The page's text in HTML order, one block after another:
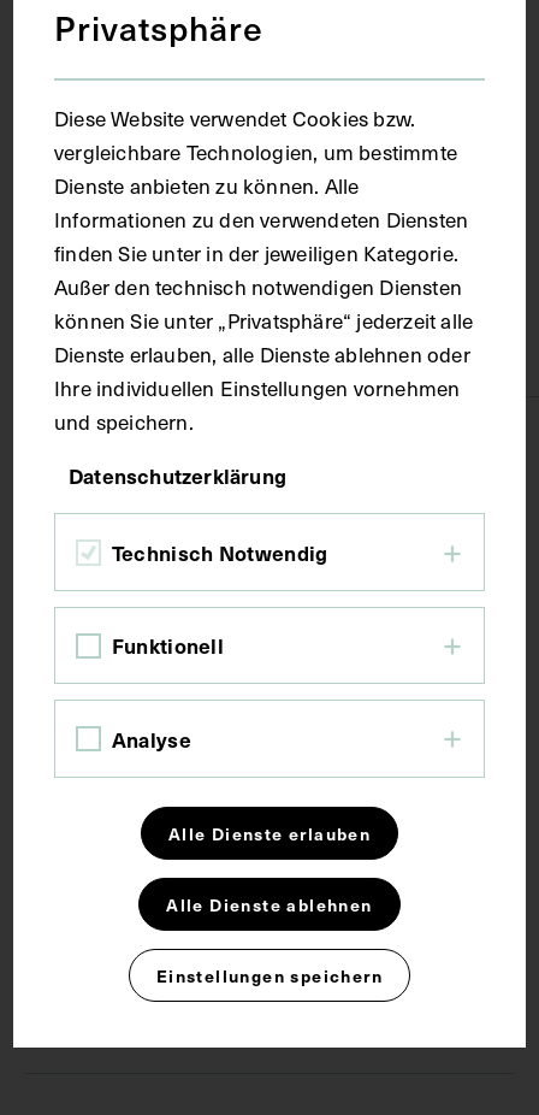
1964
Wien
Material
Papier
Technik
Fotografie
Maße
Bildmaß inkl. Untergrund 29,6 x 21 cm
Schlagwörter
Pädiatrie Sonderpädagogik
Privatsphäre
Diese Website verwendet Cookies bzw.
vergleichbare Technologien, um bestimmte
Dienste anbieten zu können. Alle
Informationen zu den verwendeten Diensten
finden Sie unter in der jeweiligen Kategorie.
Außer den technisch notwendigen Diensten
können Sie unter „Privatsphäre“ jederzeit alle
Dienste erlauben, alle Dienste ablehnen oder
Ihre individuellen Einstellungen vornehmen
und speichern.
Datenschutzerklärung
Technisch Notwendig
Funktionell
Analyse
Alle Dienste erlauben
Alle Dienste ablehnen
Einstellungen speichern